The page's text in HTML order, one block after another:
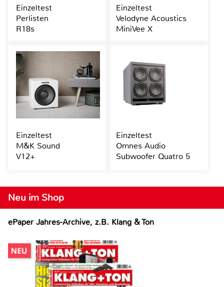
Neu im Shop
ePaper Jahres-Archive, z.B. Klang & Ton
Einzeltest
Perlisten
R18s
Einzeltest
Velodyne Acoustics
MiniVee X
Einzeltest
M&K Sound
V12+
Einzeltest
Omnes Audio
Subwoofer Quatro 5